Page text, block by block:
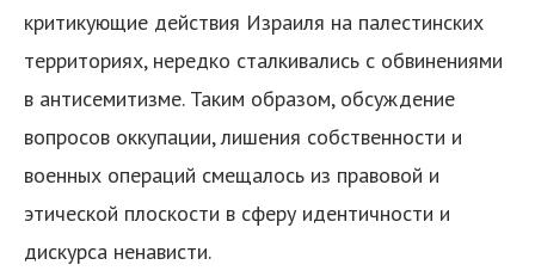
критикующие действия Израиля на палестинских
территориях, нередко сталкивались с обвинениями
в антисемитизме. Таким образом, обсуждение
вопросов оккупации, лишения собственности и
военных операций смещалось из правовой и
этической плоскости в сферу идентичности и
дискурса ненависти.